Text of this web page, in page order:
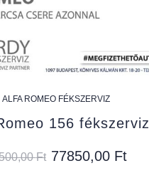
ALFA ROMEO FÉKSZERVIZ
156 fékszerviz
Ft 77850,00 Ft